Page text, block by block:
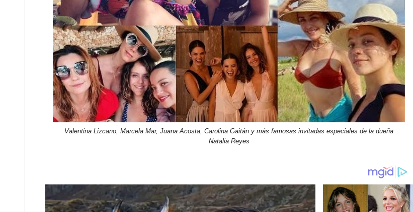
Valentina Lizcano, Marcela Mar, Juana Acosta, Carolina Gaitán y más famosas invitadas especiales de la dueña
Natalia Reyes